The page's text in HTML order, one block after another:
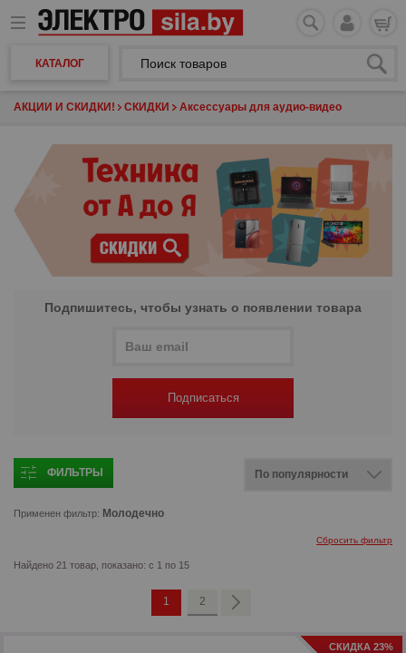
КАТАЛОГ
АКЦИИ И СКИДКИ! СКИДКИ Аксессуары для аудио-видео
Подпишитесь, чтобы узнать о появлении товара
Подписаться
ФИЛЬТРЫ
Применен фильтр: Молодечно
Сбросить фильтр
Найдено 21 товар, показано: с 1 по 15
1 2
СКИДКА 23%